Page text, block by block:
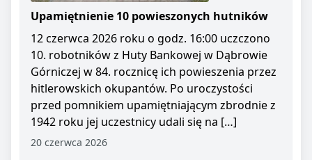
Upamiętnienie 10 powieszonych hutników
12 czerwca 2026 roku o godz. 16:00 uczczono
10. robotników z Huty Bankowej w Dąbrowie
Górniczej w 84. rocznicę ich powieszenia przez
hitlerowskich okupantów. Po uroczystości
przed pomnikiem upamiętniającym zbrodnie z
1942 roku jej uczestnicy udali się na […]
20 czerwca 2026